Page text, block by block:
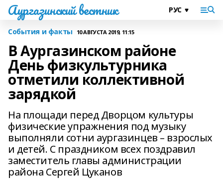
Аургазинский вестник
События и факты 10 АВГУСТА 2019, 11:15
В Аургазинском районе
День физкультурника
отметили коллективной
зарядкой
На площади перед Дворцом культуры
физические упражнения под музыку
выполняли сотни аургазинцев – взрослых
и детей. С праздником всех поздравил
заместитель главы администрации
района Сергей Цуканов